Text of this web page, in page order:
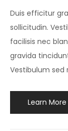
Duis efficitur
sollicitudin.
facilisis nec
gravida
Vestibulum sed
Learn More